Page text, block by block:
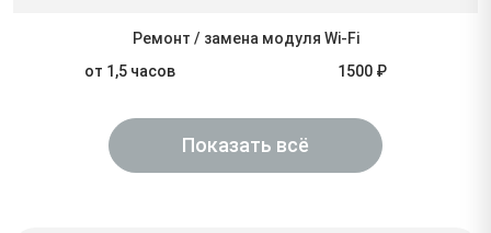
Ремонт / замена модуля Wi-Fi
от 1,5 часов
1500 ₽
Показать всё